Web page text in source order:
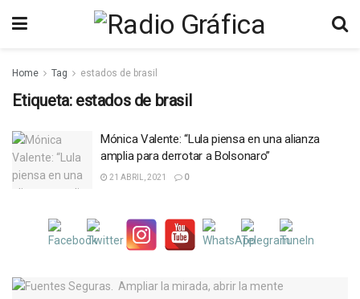
Home Tag estados de brasil
Etiqueta: estados de brasil
Mónica Valente: “Lula piensa en una alianza
amplia para derrotar a Bolsonaro”
21 ABRIL, 2021 0